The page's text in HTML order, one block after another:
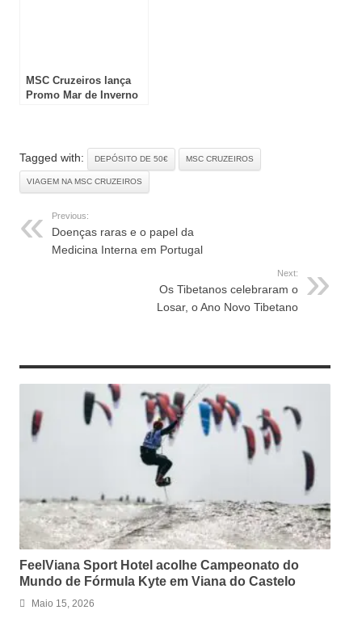
MSC Cruzeiros lança
Promo Mar de Inverno
Tagged with: DEPÓSITO DE 50€ MSC CRUZEIROS
VIAGEM NA MSC CRUZEIROS
Previous:
Doenças raras e o papel da
Medicina Interna em Portugal
Next:
Os Tibetanos celebraram o
Losar, o Ano Novo Tibetano
FeelViana Sport Hotel acolhe Campeonato do
Mundo de Fórmula Kyte em Viana do Castelo
Maio 15, 2026